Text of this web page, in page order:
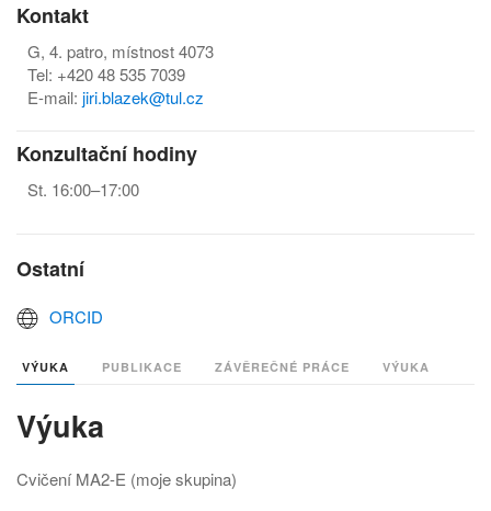
Kontakt
G, 4. patro, místnost 4073
Tel: +420 48 535 7039
E-mail: jiri.blazek@tul.cz
Konzultační hodiny
St. 16:00–17:00
Ostatní
ORCID
VÝUKA PUBLIKACE ZÁVĚREČNÉ PRÁCE VÝUKA
Výuka
Cvičení MA2-E (moje skupina)